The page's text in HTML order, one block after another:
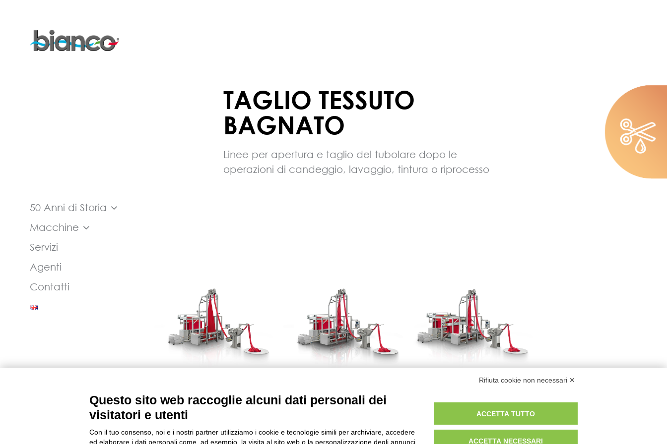
TAGLIO TESSUTO
BAGNATO
Linee per apertura e taglio del tubolare dopo le
operazioni di candeggio, lavaggio, tintura o riprocesso
Linea Apricorda
Scopri
Taglierina
Scopri
Linea Apricorda
Taglierina
Tensionless
© 2026 Bianco S.p.A. Tutti i diritti riservati – P.Iva
Rifiuta cookie non necessari ✕
Questo sito web raccoglie alcuni dati personali dei
visitatori e utenti
Con il tuo consenso, noi e i nostri partner utilizziamo i cookie e tecnologie simili per archiviare, accedere
ed elaborare i dati personali come, ad esempio, la visita al sito web o la personalizzazione degli annunci.
ACCETTA TUTTO
ACCETTA NECESSARI
50 Anni di Storia
Macchine
Servizi
Agenti
Contatti